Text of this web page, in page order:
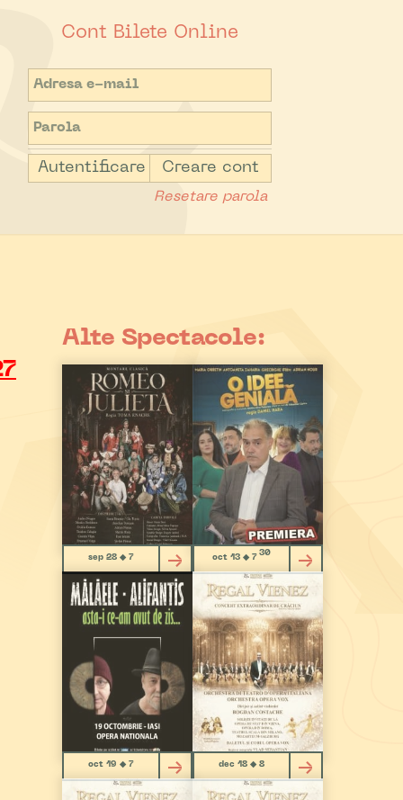
Cont Bilete Online
Autentificare Creare cont
Resetare parola
Alte Spectacole:
sep 28 ◆ 7 oct 13 ◆ 7 30
oct 19 ◆ 7 dec 18 ◆ 8